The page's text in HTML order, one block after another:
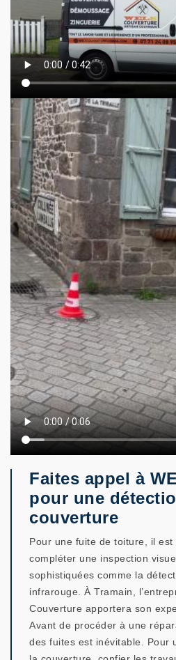
Faites appel à
pour une
couverture
Pour une fuite de toiture, il
compléter une inspection
sophistiquées comme la
infrarouge. À Tramain,
Couverture apportera son
Avant de procéder à une
des fuites est inévitable. Pour